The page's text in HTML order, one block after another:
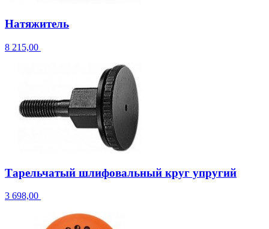
Натяжитель
8 215,00
Тарельчатый шлифовальный круг упругий
3 698,00